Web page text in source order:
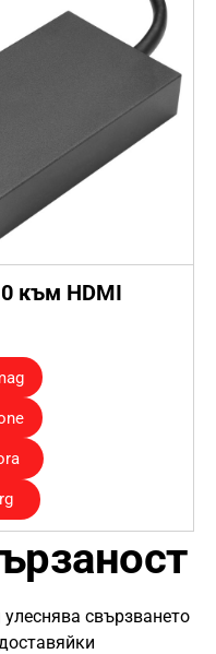
към HDMI
свързването